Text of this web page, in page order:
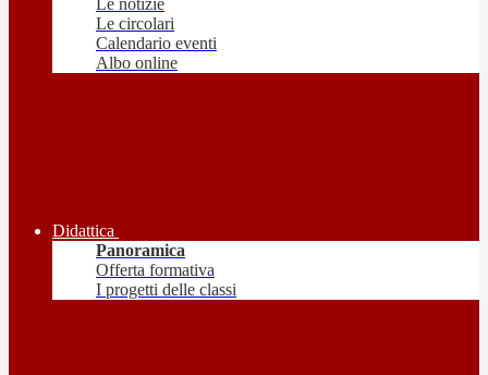
Le notizie
Le circolari
Calendario eventi
Albo online
Didattica
Panoramica
Offerta formativa
I progetti delle classi